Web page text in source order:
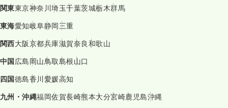
関東東京神奈川埼玉千葉茨城栃木群馬
東海愛知岐阜静岡三重
関西大阪京都兵庫滋賀奈良和歌山
中国広島岡山鳥取島根山口
四国徳島香川愛媛高知
九州・沖縄福岡佐賀長崎熊本大分宮崎鹿児島沖縄